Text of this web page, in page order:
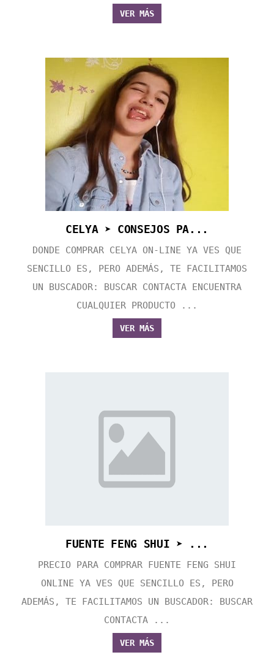
VER MÁS
CELYA ➤ CONSEJOS PA...
DONDE COMPRAR CELYA ON-LINE YA VES QUE
SENCILLO ES, PERO ADEMÁS, TE FACILITAMOS
UN BUSCADOR: BUSCAR CONTACTA ENCUENTRA
CUALQUIER PRODUCTO ...
VER MÁS
FUENTE FENG SHUI ➤ ...
PRECIO PARA COMPRAR FUENTE FENG SHUI
ONLINE YA VES QUE SENCILLO ES, PERO
ADEMÁS, TE FACILITAMOS UN BUSCADOR: BUSCAR
CONTACTA ...
VER MÁS